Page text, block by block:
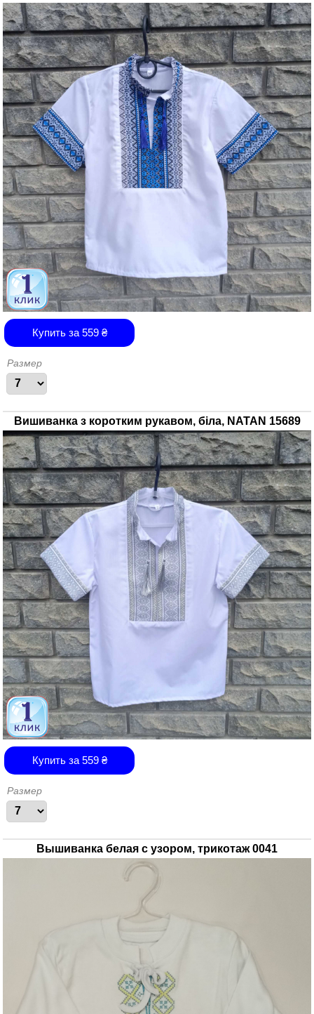
Купить за 559₴
Размер
Вишиванка з коротким рукавом, біла, NATAN 15689
Купить за 559₴
Размер
Вышиванка белая с узором, трикотаж 0041